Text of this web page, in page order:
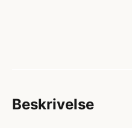
Beskrivelse